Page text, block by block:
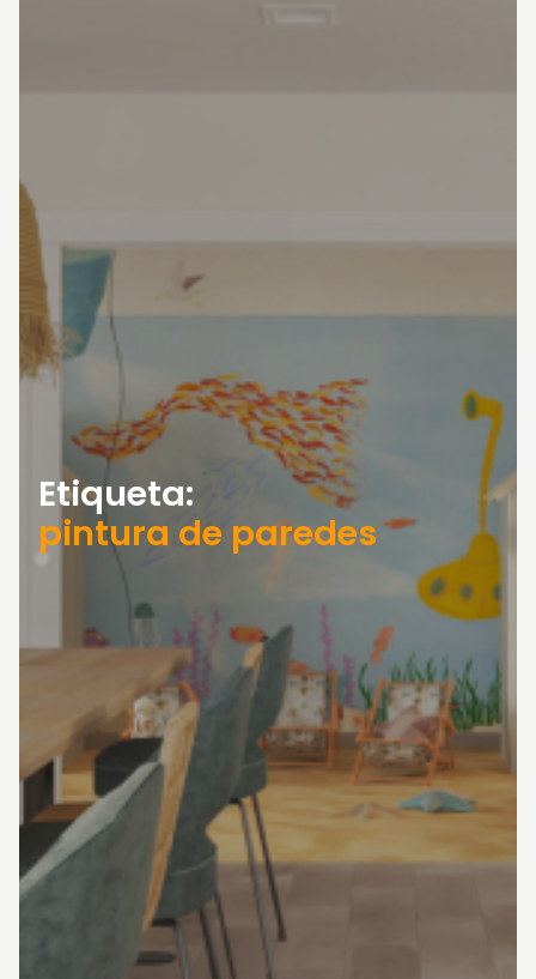
Etiqueta:
pintura de paredes